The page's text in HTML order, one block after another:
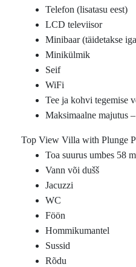
Telefon (lisatasu eest)
LCD televiisor
Minibaar (täidetakse
Minikülmik
Seif
WiFi
Tee ja kohvi tegemise
Maksimaalne majutus
Top View Villa with Plunge
Toa suurus umbes 58
Vann või dušš
Jacuzzi
WC
Föön
Hommikumantel
Sussid
Rõdu